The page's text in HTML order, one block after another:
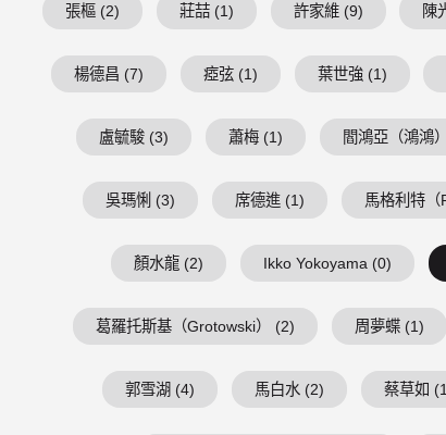
張樞 (2) 莊喆 (1) 許家維 (9) 陳
楊德昌 (7) 瘂弦 (1) 葉世強 (1)
盧毓駿 (3) 蕭梅 (1) 閻鴻亞（鴻鴻
吳瑪悧 (3) 席德進 (1) 馬格利特
顏水龍 (2) Ikko Yokoyama (0)
葛羅托斯基（Grotowski） (2) 周夢蝶 (1)
郭雪湖 (4) 馬白水 (2) 蔡草如